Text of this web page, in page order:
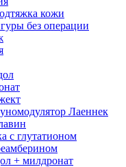
кожи
без операции
Лаеннек
с глутатионом
+ милдронат